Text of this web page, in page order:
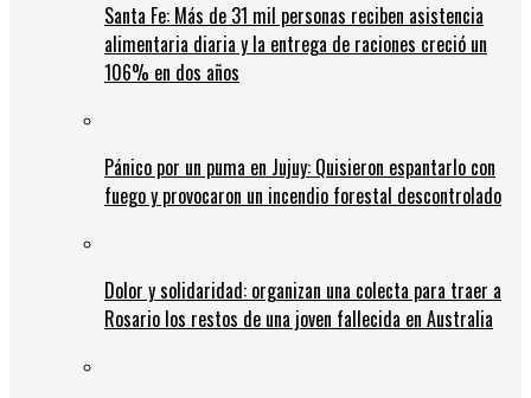
Santa Fe: Más de 31 mil personas reciben asistencia
alimentaria diaria y la entrega de raciones creció un
106% en dos años
Pánico por un puma en Jujuy: Quisieron espantarlo con
fuego y provocaron un incendio forestal descontrolado
Dolor y solidaridad: organizan una colecta para traer a
Rosario los restos de una joven fallecida en Australia